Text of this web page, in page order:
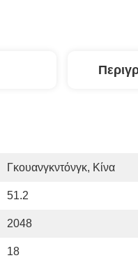
Γκουανγκντόνγκ, Κίνα
51.2
2048
18